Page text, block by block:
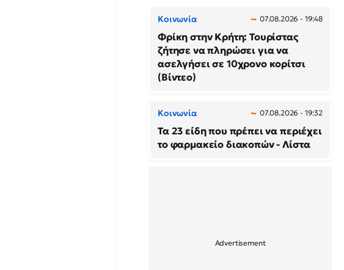
Κοινωνία 07.08.2026 - 19:48
Φρίκη στην Κρήτη: Τουρίστας
ζήτησε να πληρώσει για να
ασελγήσει σε 10χρονο κορίτσι
(Βίντεο)
Κοινωνία 07.08.2026 - 19:32
Τα 23 είδη που πρέπει να περιέχει
το φαρμακείο διακοπών - Λίστα